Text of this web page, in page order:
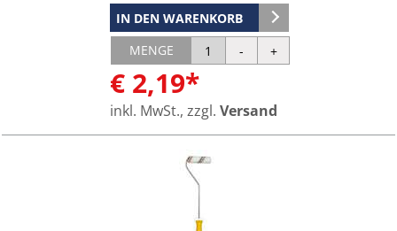
IN DEN WARENKORB
MENGE
€ 2,19*
inkl. MwSt., zzgl. Versand